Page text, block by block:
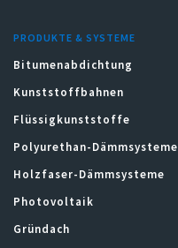
PRODUKTE & SYSTEME
Bitumenabdichtung
Kunststoffbahnen
Flüssigkunststoffe
Polyurethan-Dämmsysteme
Holzfaser-Dämmsysteme
Photovoltaik
Gründach